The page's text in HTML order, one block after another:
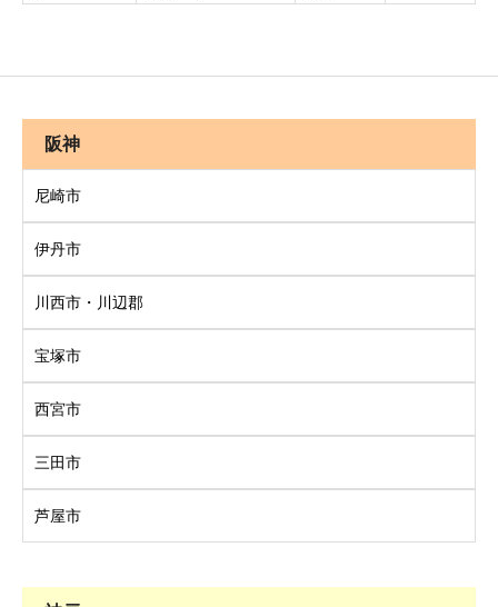
阪神
尼崎市
伊丹市
川西市・川辺郡
宝塚市
西宮市
三田市
芦屋市